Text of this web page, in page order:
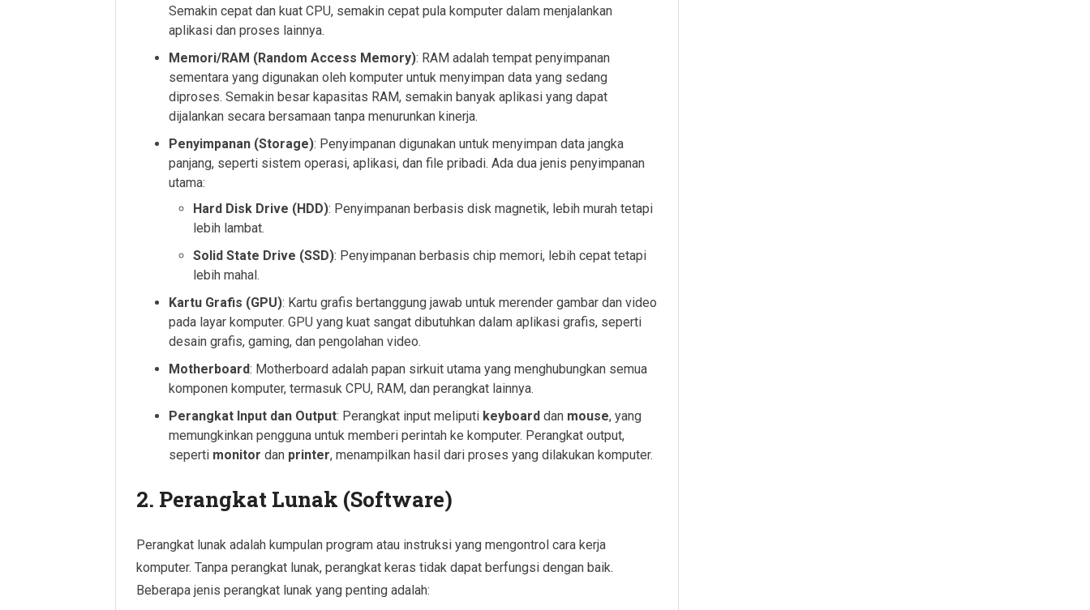
Semakin cepat dan kuat CPU, semakin cepat pula komputer dalam menjalankan
aplikasi dan proses lainnya.
Memori/RAM (Random Access Memory): RAM adalah tempat penyimpanan
sementara yang digunakan oleh komputer untuk menyimpan data yang sedang
diproses. Semakin besar kapasitas RAM, semakin banyak aplikasi yang dapat
dijalankan secara bersamaan tanpa menurunkan kinerja.
Penyimpanan (Storage): Penyimpanan digunakan untuk menyimpan data jangka
panjang, seperti sistem operasi, aplikasi, dan file pribadi. Ada dua jenis penyimpanan
utama:
Hard Disk Drive (HDD): Penyimpanan berbasis disk magnetik, lebih murah tetapi
lebih lambat.
Solid State Drive (SSD): Penyimpanan berbasis chip memori, lebih cepat tetapi
lebih mahal.
Kartu Grafis (GPU): Kartu grafis bertanggung jawab untuk merender gambar dan video
pada layar komputer. GPU yang kuat sangat dibutuhkan dalam aplikasi grafis, seperti
desain grafis, gaming, dan pengolahan video.
Motherboard: Motherboard adalah papan sirkuit utama yang menghubungkan semua
komponen komputer, termasuk CPU, RAM, dan perangkat lainnya.
Perangkat Input dan Output: Perangkat input meliputi keyboard dan mouse, yang
memungkinkan pengguna untuk memberi perintah ke komputer. Perangkat output,
seperti monitor dan printer, menampilkan hasil dari proses yang dilakukan komputer.
2. Perangkat Lunak (Software)
Perangkat lunak adalah kumpulan program atau instruksi yang mengontrol cara kerja
komputer. Tanpa perangkat lunak, perangkat keras tidak dapat berfungsi dengan baik.
Beberapa jenis perangkat lunak yang penting adalah: